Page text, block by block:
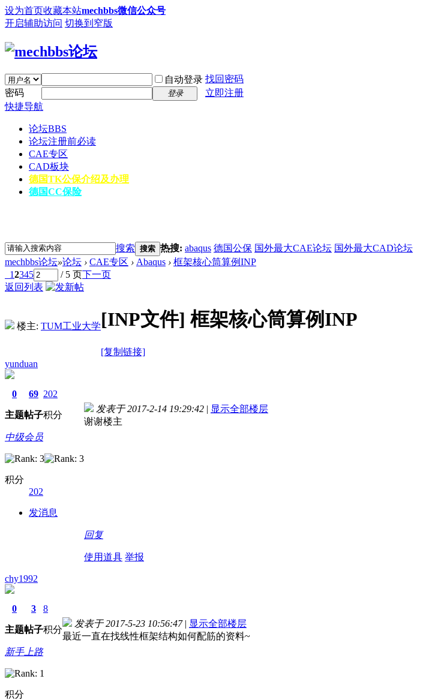
设为首页收藏本站mechbbs微信公众号
开启辅助访问 切换到窄版
自动登录 找回密码
密码
登录
立即注册
快捷导航
论坛BBS
论坛注册前必读
CAE专区
CAD板块
德国TK公保介绍及办理
德国CC保险
搜索 搜索 热搜: abaqus 德国公保 国外最大CAE论坛 国外最大CAD论坛
mechbbs论坛»论坛 › CAE专区 › Abaqus › 框架核心筒算例INP
12345 / 5 页下一页
返回列表
楼主: TUM工业大学[INP文件] 框架核心筒算例INP
[复制链接]
yunduan
0
主题
69
帖子
202
积分
中级会员
积分
202
发消息
发表于 2017-2-14 19:29:42 | 显示全部楼层
谢谢楼主
回复
使用道具 举报
chy1992
0
主题
3
帖子
8
积分
新手上路
积分
发表于 2017-5-23 10:56:47 | 显示全部楼层
最近一直在找线性框架结构如何配筋的资料~